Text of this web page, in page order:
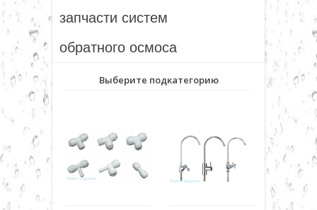
запчасти систем
обратного осмоса
Выберите подкатегорию